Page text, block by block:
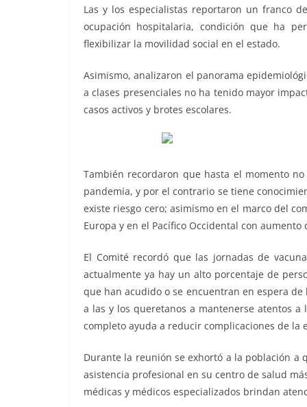
Las y los especialistas reportaron un franco
ocupación hospitalaria, condición que ha
flexibilizar la movilidad social en el estado.
Asimismo, analizaron el panorama
a clases presenciales no ha tenido mayor
casos activos y brotes escolares.
También recordaron que hasta el momento
pandemia, y por el contrario se tiene
existe riesgo cero; asimismo en el marco del
Europa y en el Pacífico Occidental con aumento
El Comité recordó que las jornadas de
actualmente ya hay un alto porcentaje de
que han acudido o se encuentran en espera
a las y los queretanos a mantenerse atentos
completo ayuda a reducir complicaciones de la
Durante la reunión se exhortó a la población
asistencia profesional en su centro de salud
médicas y médicos especializados brindan